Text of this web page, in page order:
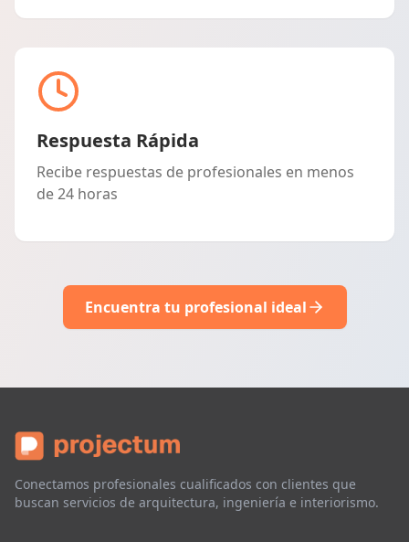
Respuesta Rápida
Recibe respuestas de profesionales en menos
de 24 horas
Encuentra tu profesional ideal
Conectamos profesionales cualificados con clientes que
buscan servicios de arquitectura, ingeniería e interiorismo.